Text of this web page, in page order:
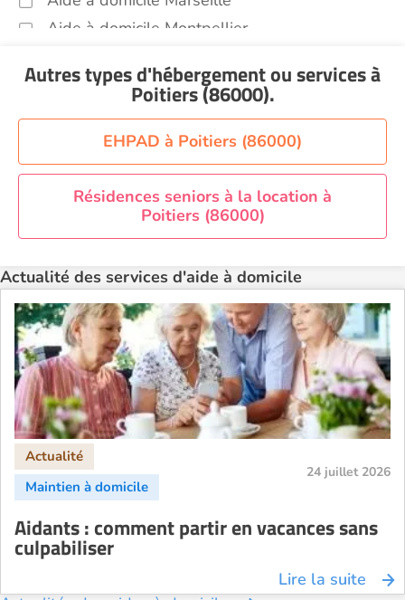
Aide à domicile Montpellier
Aide à domicile Nice
Aide à domicile Orléans
Aide à domicile Paris
Aide à domicile Perpignan
Aide à domicile Rennes
Aide à domicile Toulouse
Recherche par ville
Autres types d'hébergement ou servicesà
Poitiers (86000).
EHPAD à Poitiers (86000)
Résidences seniors à la location à
Poitiers (86000)
Actualité des services d'aide à domicile
24 juillet 2026
Aidants : comment partir en vacances sans
culpabiliser
Lire la suite